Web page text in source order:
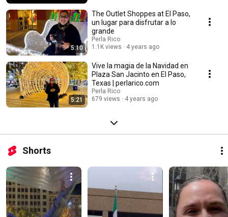
5:10
The Outlet Shoppes at El Paso,
un lugar para disfrutar a lo
grande
Perla Rico
1.1K views
4 years ago
5:21
Vive la magia de la Navidad en
Plaza San Jacinto en El Paso,
Texas | perlarico.com
Perla Rico
679 views
4 years ago
Shorts